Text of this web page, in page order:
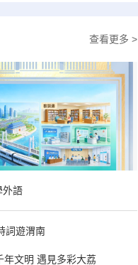
查看更多 >
外語
詞遊渭南
年文明 遇見多彩大荔